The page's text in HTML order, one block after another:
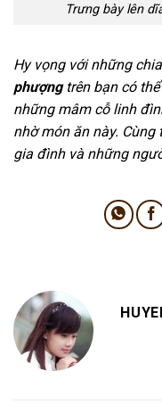
Trưng bày lên
Hy vọng với những
phượngtrên bạn có
những mâm cỗ linh
nhờ món ăn này.
gia đình và những